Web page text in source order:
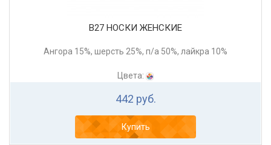
В27 НОСКИ ЖЕНСКИЕ
Ангора 15%, шерсть 25%, п/а 50%, лайкра 10%
Цвета:
442 руб.
Купить